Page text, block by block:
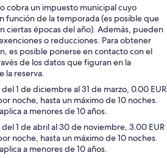
cobra un impuesto municipal cuyo
función de la temporada (es posible que
ciertas épocas del año). Además, pueden
o reducciones. Para obtener
es posible ponerse en contacto con el
de los datos que figuran en la
la reserva.
1 de diciembre al 31 de marzo, 0.00 EUR
noche, hasta un máximo de 10 noches.
a menores de 10 años.
del 1 de abril al 30 de noviembre, 3.00 EUR
noche, hasta un máximo de 10 noches.
a menores de 10 años.